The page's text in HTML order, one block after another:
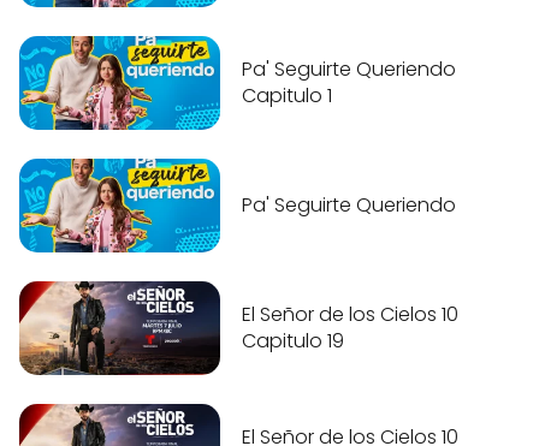
Pa' Seguirte Queriendo
Capitulo 1
Pa' Seguirte Queriendo
El Señor de los Cielos 10
Capitulo 19
El Señor de los Cielos 10